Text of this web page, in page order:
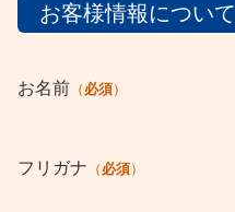
お客様情報について
お名前 必須
フリガナ 必須